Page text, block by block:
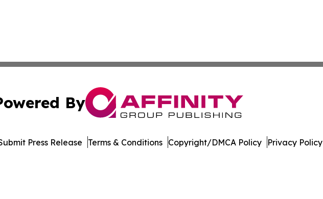
By
Press Release Terms & Conditions Copyright/DMCA Policy Privacy Policy